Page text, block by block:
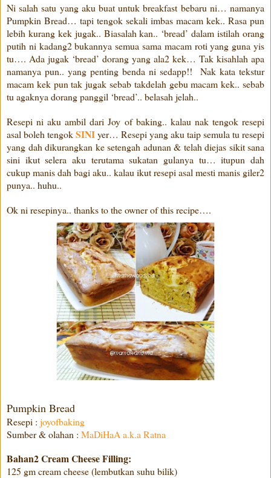
Ni salah satu yang aku buat untuk breakfast bebaru ni… namanya
Pumpkin Bread… tapi tengok sekali imbas macam kek.. Rasa pun
lebih kurang kek jugak.. Biasalah kan.. ‘bread’ dalam istilah orang
putih ni kadang2 bukannya semua sama macam roti yang guna yis
tu…. Ada jugak ‘bread’ dorang yang ala2 kek… Tak kisahlah apa
namanya pun.. yang penting benda ni sedapp!! Nak kata tekstur
macam kek pun tak jugak sebab takdelah gebu macam kek.. sebab
tu agaknya dorang panggil ‘bread’.. belasah jelah..
Resepi ni aku ambil dari Joy of baking.. kalau nak tengok resepi
asal boleh tengokSINIyer… Resepi yang aku taip semula tu resepi
yang dah dikurangkan ke setengah adunan & telah diejas sikit sana
sini ikut selera aku terutama sukatan gulanya tu… itupun dah
cukup manis dah bagi aku.. kalau ikut resepi asal mesti manis giler2
punya.. huhu..
Ok ni resepinya.. thanks to the owner of this recipe….
Pumpkin Bread
Resepi : joyofbaking
Sumber & olahan : MaDiHaA a.k.a Ratna
Bahan2 Cream Cheese Filling:
125 gm cream cheese (lembutkan suhu bilik)